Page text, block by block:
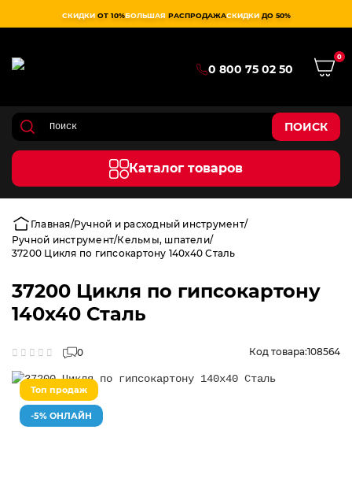
СКИДКИ ОТ 10%БОЛЬШАЯ РАСПРОДАЖАСКИДКИ ДО 50%
0 800 75 02 50
0
ПОИСК
Каталог товаров
Главная Ручной и расходный инструмент
Ручной инструмент Кельмы, шпатели
37200 Цикля по гипсокартону 140х40 Сталь
37200 Цикля по гипсокартону
140х40 Сталь
0 Код товара:108564
Топ продаж
-5% ОНЛАЙН